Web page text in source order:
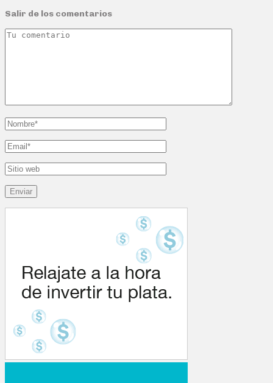
Salir de los comentarios